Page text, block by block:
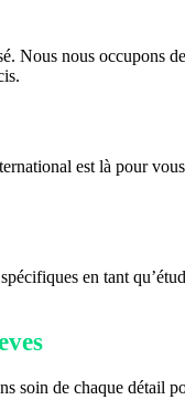
Nous nous occupons
est là pour
en tant
soin de chaque détail